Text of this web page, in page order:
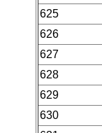
625
626
627
628
629
630